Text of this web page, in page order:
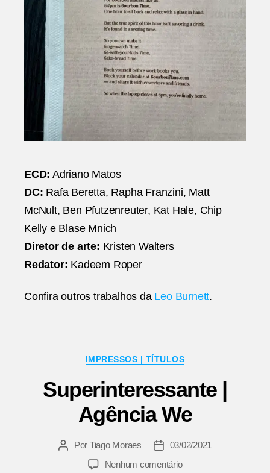
ECD: Adriano Matos
DC: Rafa Beretta, Rapha Franzini, Matt
McNult, Ben Pfutzenreuter, Kat Hale, Chip
Kelly e Blase Mnich
Diretor de arte: Kristen Walters
Redator: Kadeem Roper
Confira outros trabalhos da Leo Burnett.
Categorias
IMPRESSOS | TÍTULOS
Superinteressante |
Agência We
Autor
Por Tiago Moraes
Data03/02/2021
Nenhum comentárioem